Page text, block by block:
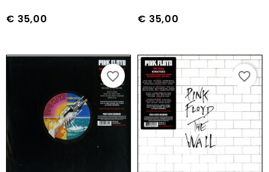
Prijs
€ 35,00 Prijs
€ 35,00
favorite_border favorite_border